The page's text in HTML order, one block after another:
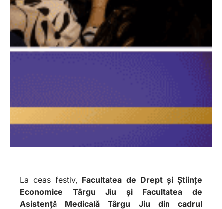
La ceas festiv, Facultatea de Drept și Științe
Economice Târgu Jiu și Facultatea de
Asistență Medicală Târgu Jiu din cadrul